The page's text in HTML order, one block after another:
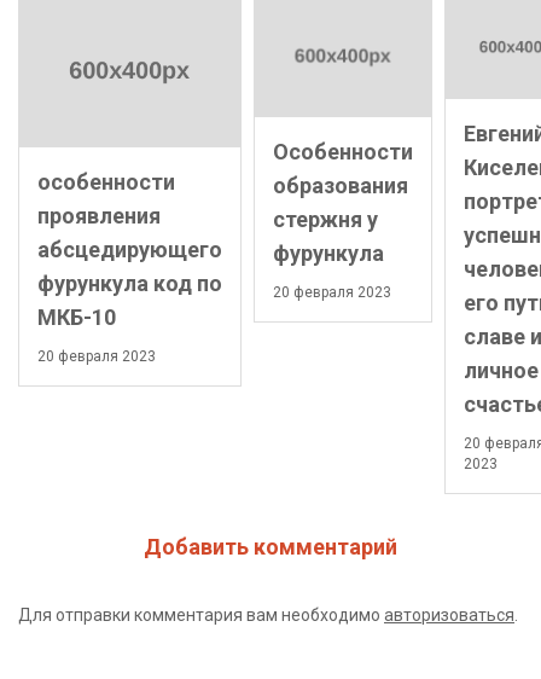
особенности
проявления
абсцедирующего
фурункула код по
МКБ-10
20 февраля 2023
Особенности
образования
стержня у
фурункула
20 февраля 2023
его
славе и
личное
20
2023
Добавить комментарий
Для отправки комментария вам необходимо авторизоваться.